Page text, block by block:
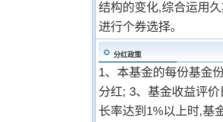
结构的变化,综合运用
进行个券选择。
分红政策
1、本基金的每份基金
分红; 3、基金收益评
长率达到1%以上时,基